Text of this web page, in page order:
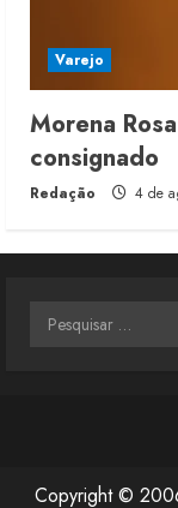
Varejo
Morena
consignado
Redação 4 de
Pesquisar
Copyright ©